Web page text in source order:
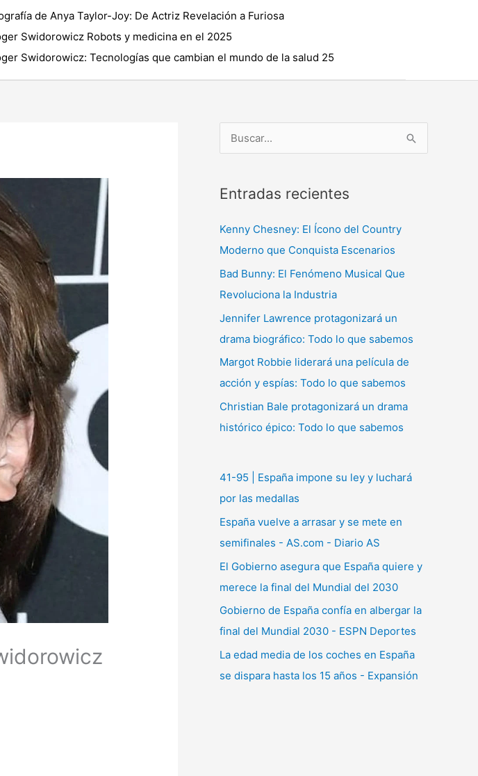
de Anya Taylor-Joy: De Actriz Revelación a Furiosa
Swidorowicz Robots y medicina en el 2025
Swidorowicz: Tecnologías que cambian el mundo de la salud 25
u
c
r
p
o
r
:
Entradas recientes
Kenny Chesney: El Ícono del Country
Moderno que Conquista Escenarios
Bad Bunny: El Fenómeno Musical Que
Revoluciona la Industria
Jennifer Lawrence protagonizará un
drama biográfico: Todo lo que sabemos
Margot Robbie liderará una película de
acción y espías: Todo lo que sabemos
Christian Bale protagonizará un drama
histórico épico: Todo lo que sabemos
41-95 | España impone su ley y luchará
por las medallas
España vuelve a arrasar y se mete en
semifinales - AS.com - Diario AS
El Gobierno asegura que España quiere y
merece la final del Mundial del 2030
Gobierno de España confía en albergar la
final del Mundial 2030 - ESPN Deportes
La edad media de los coches en España
se dispara hasta los 15 años - Expansión